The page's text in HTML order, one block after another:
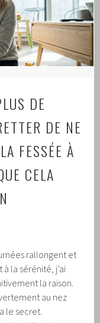
DE
DE NE
FESSÉE À
CELA
rallongent et
la sérénité, j’ai
la raison.
au nez
le secret.